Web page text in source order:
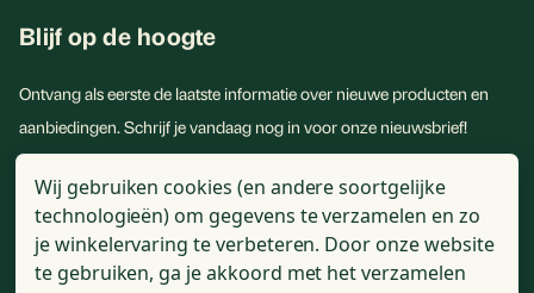
Blijf op de hoogte
Ontvang als eerste de laatste informatie over nieuwe producten en
aanbiedingen. Schrijf je vandaag nog in voor onze nieuwsbrief!
E-
mailadres
Wij gebruiken cookies (en andere soortgelijke
technologieën) om gegevens te verzamelen en zo
je winkelervaring te verbeteren. Door onze website
te gebruiken, ga je akkoord met het verzamelen